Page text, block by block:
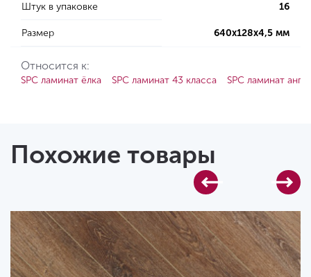
Штук в упаковке 16
Размер 640х128х4,5 мм
Относится к:
SPC ламинат ёлка SPC ламинат 43 класса SPC ламинат
Похожие товары